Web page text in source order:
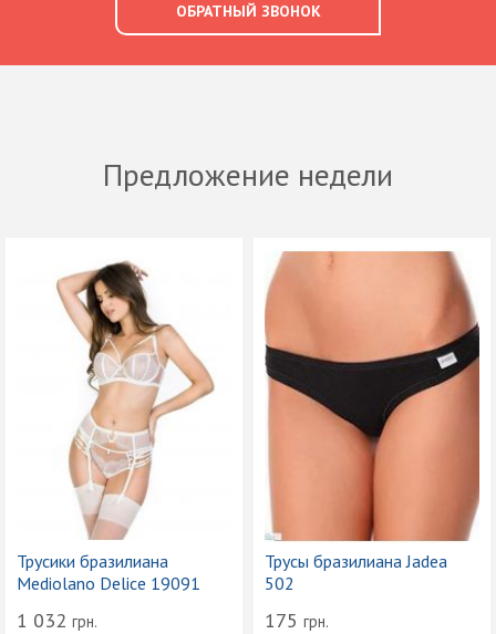
ОБРАТНЫЙ ЗВОНОК
Предложение недели
Трусики бразилиана
Mediolano Delice 19091
1 032 грн.
Трусы бразилиана Jadea
502
175 грн.